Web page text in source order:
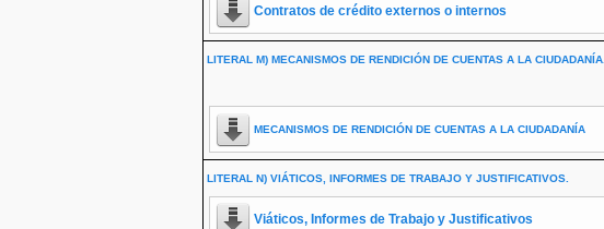
Contratos de crédito externos o internos
LITERAL M) MECANISMOS DE RENDICIÓN DE CUENTAS A LA CIUDADANÍA.
MECANISMOS DE RENDICIÓN DE CUENTAS A LA CIUDADANÍA
LITERAL N) VIÁTICOS, INFORMES DE TRABAJO Y JUSTIFICATIVOS.
Viáticos, Informes de Trabajo y Justificativos